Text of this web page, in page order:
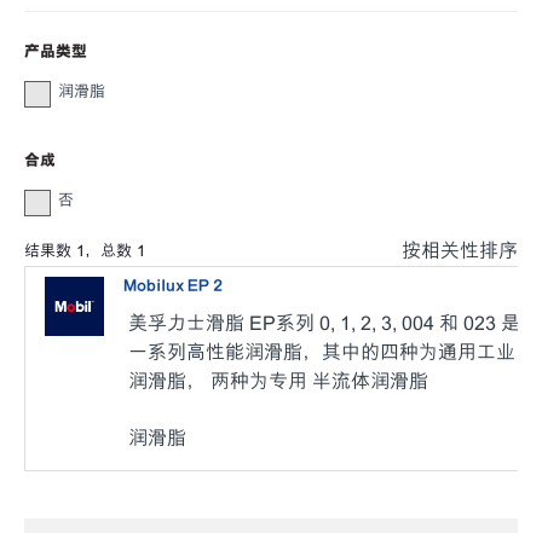
产品类型
润滑脂
合成
否
结果数 1 ，总数 1 按相关性排序
Mobilux EP 2
美孚力士滑脂 EP系列 0, 1, 2, 3, 004 和 023 是
一系列高性能润滑脂，其中的四种为通用工业
润滑脂， 两种为专用 半流体润滑脂
润滑脂